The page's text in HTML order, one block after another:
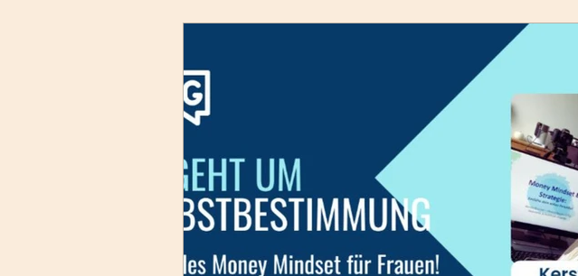
Moderne Arbeitswelt Personalstrategie
Finanzen, Vermögen, Vorsorge